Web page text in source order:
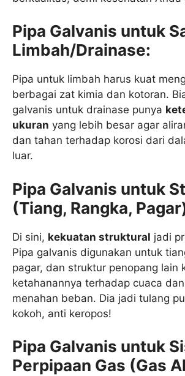
Pipa Galvanis untuk
Limbah/Drainase:
Pipa untuk limbah harus kuat
berbagai zat kimia dan kotoran.
galvanis untuk drainase punya
ukuran yang lebih besar agar
dan tahan terhadap korosi dari
luar.
Pipa Galvanis untuk
(Tiang, Rangka,
Di sini, kekuatan struktural jadi
Pipa galvanis digunakan untuk
pagar, dan struktur penopang lain
ketahanannya terhadap cuaca
menahan beban. Dia jadi tulang
kokoh, anti keropos!
Pipa Galvanis untuk
Perpipaan Gas (Gas